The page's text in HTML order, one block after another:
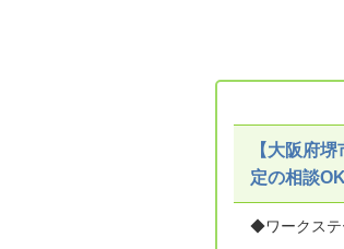
【大阪府
定の相談
◆ワークステ